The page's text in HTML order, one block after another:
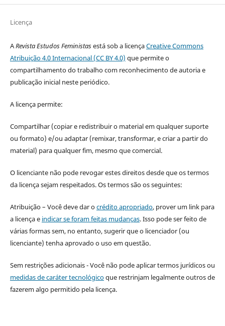
Licença
ARevista Estudos Feministasestá sob a licençaCreative Commons
Atribuição 4.0 Internacional (CC BY 4.0) que permite o
compartilhamento do trabalho com reconhecimento de autoria e
publicação inicial neste periódico.
A licença permite:
Compartilhar (copiar e redistribuir o material em qualquer suporte
ou formato) e/ou adaptar (remixar, transformar, e criar a partir do
material) para qualquer fim, mesmo que comercial.
O licenciante não pode revogar estes direitos desde que os termos
da licença sejam respeitados. Os termos são os seguintes:
Atribuição – Você deve dar ocrédito apropriado, prover um link para
a licença e indicar se foram feitas mudanças. Isso pode ser feito de
várias formas sem, no entanto, sugerir que o licenciador (ou
licenciante) tenha aprovado o uso em questão.
Sem restrições adicionais - Você não pode aplicar termos jurídicos ou
medidas de caráter tecnológicoque restrinjam legalmente outros de
fazerem algo permitido pela licença.